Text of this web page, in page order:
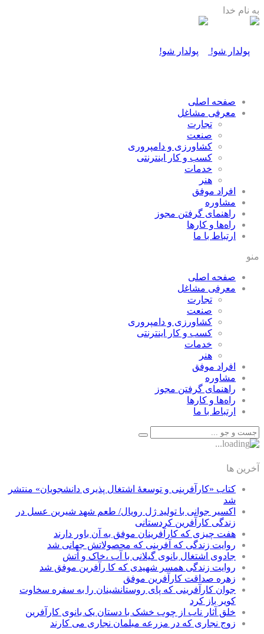
به نام خدا
صفحه اصلی
معرفی مشاغل
تجارت
صنعت
كشاورزی و دامپروری
كسب و كار اينترنتی
خدمات
هنر
افراد موفق
مشاوره
راهنمای گرفتن مجوز
راه‌ها و كارها
ارتباط با ما
منو
صفحه اصلی
معرفی مشاغل
تجارت
صنعت
كشاورزی و دامپروری
كسب و كار اينترنتی
خدمات
هنر
افراد موفق
مشاوره
راهنمای گرفتن مجوز
راه‌ها و كارها
ارتباط با ما
آخرین ها
کتاب «کارآفرینی و توسعۀ اشتغال پذیری دانشجویان» منتشر
شد
اکسیر جوانی با تولید ژل رویال/ طعم شهد شیرین عسل‌ در
زندگی کارآفرین کردستانی
هفت چیزی که کارآفرینان موفق به آن باور دارند
روایت زندگی که آفرینی که محصولاتش جهانی شد
جادوی اشتغال بانوی گیلانی با آب ،خاک و آتش
روایت زندگی همسر شهیدی که کا رآفرین موفق شد
زهره صداقت کارآفرین موفق
جوان کارآفرینی که پای روستانشینان را به سفره سخاوت
کویر باز کرد
خلق آثار ناب از چوب خشک با دستان یک بانوی کارآفرین
زوج نجاری که در مزرعه مبلمان نجاری می کارند